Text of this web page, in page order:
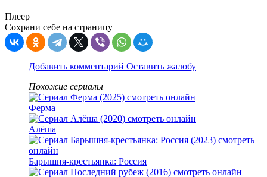
Плеер
Сохрани себе на страницу
Добавить комментарий Оставить жалобу
Похожие сериалы
Ферма
Алёша
Барышня-крестьянка: Россия